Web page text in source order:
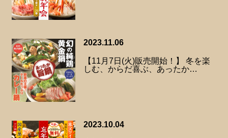
2023.11.06
【11月7日(火)販売開始！】 冬を楽
しむ、からだ喜ぶ、あったか…
2023.10.04